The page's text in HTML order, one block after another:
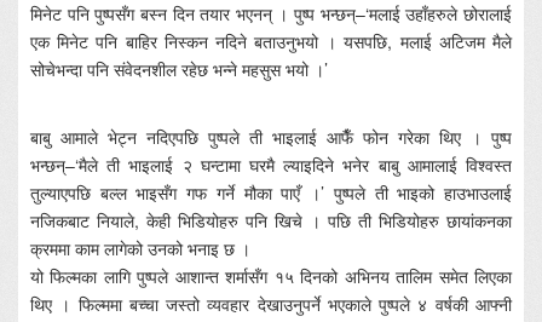
मिनेट पनि पुष्पसँग बस्न दिन तयार भएनन् । पुष्प भन्छन्–‘मलाई उहाँहरुले छोरालाई
एक मिनेट पनि बाहिर निस्कन नदिने बताउनुभयो । यसपछि, मलाई अटिजम मैले
सोचेभन्दा पनि संवेदनशील रहेछ भन्ने महसुस भयो ।’
बाबु आमाले भेट्न नदिएपछि पुष्पले ती भाइलाई आफैँ फोन गरेका थिए । पुष्प
भन्छन्–‘मैले ती भाइलाई २ घन्टामा घरमै ल्याइदिने भनेर बाबु आमालाई विश्वस्त
तुल्याएपछि बल्ल भाइसँग गफ गर्ने मौका पाएँ ।’ पुष्पले ती भाइको हाउभाउलाई
नजिकबाट नियाले, केही भिडियोहरु पनि खिचे । पछि ती भिडियोहरु छायांकनका
क्रममा काम लागेको उनको भनाइ छ ।
यो फिल्मका लागि पुष्पले आशान्त शर्मासँग १५ दिनको अभिनय तालिम समेत लिएका
थिए । फिल्ममा बच्चा जस्तो व्यवहार देखाउनुपर्ने भएकाले पुष्पले ४ वर्षकी आफ्नी